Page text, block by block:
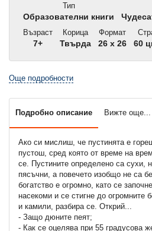
Тип
Образователни книги
Възраст
7+
Корица
Твърда
Формат
26 x 26
60
Още подробности
Подробно описание Вижте още...
Ако си мислиш, че пустинята е
пустош, сред която от време на
се. Пустините определено са сухи,
пясъчни, а повечето изобщо не са
богатство е огромно, като се
насекоми и се стигне до огромните
и камили, разбира се. Открий...
- Защо дюните пеят;
- Как се оцелява при 55 градусова